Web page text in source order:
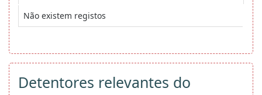
Não existem registos
Detentores relevantes do